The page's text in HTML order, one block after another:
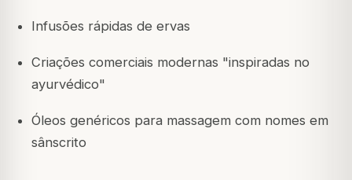
Infusões rápidas de ervas
Criações comerciais modernas "inspiradas no
ayurvédico"
Óleos genéricos para massagem com nomes em
sânscrito